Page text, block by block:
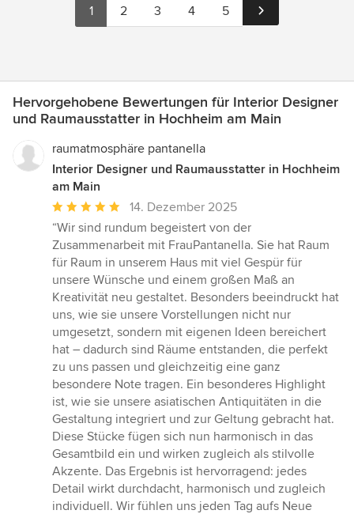
1 2 3 4 5
Hervorgehobene Bewertungen für Interior Designer
und Raumausstatter in Hochheim am Main
raumatmosphäre pantanella
Interior Designer und Raumausstatter in Hochheim
am Main
Durchschnittliche
Bewertung:
5
von
5
Sternen
14. Dezember 2025
“Wir sind rundum begeistert von der
Zusammenarbeit mit FrauPantanella. Sie hat Raum
für Raum in unserem Haus mit viel Gespür für
unsere Wünsche und einem großen Maß an
Kreativität neu gestaltet. Besonders beeindruckt hat
uns, wie sie unsere Vorstellungen nicht nur
umgesetzt, sondern mit eigenen Ideen bereichert
hat – dadurch sind Räume entstanden, die perfekt
zu uns passen und gleichzeitig eine ganz
besondere Note tragen. Ein besonderes Highlight
ist, wie sie unsere asiatischen Antiquitäten in die
Gestaltung integriert und zur Geltung gebracht hat.
Diese Stücke fügen sich nun harmonisch in das
Gesamtbild ein und wirken zugleich als stilvolle
Akzente. Das Ergebnis ist hervorragend: jedes
Detail wirkt durchdacht, harmonisch und zugleich
individuell. Wir fühlen uns jeden Tag aufs Neue